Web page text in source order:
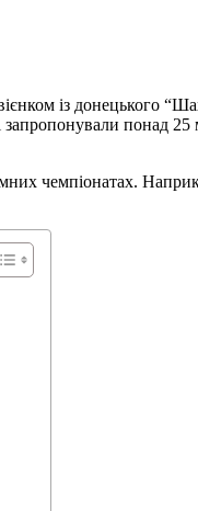
із донецького
понад 25
чемпіонатах.